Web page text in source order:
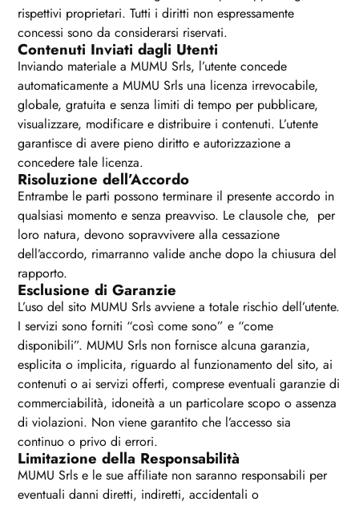
rispettivi proprietari. Tutti i diritti non espressamente
concessi sono da considerarsi riservati.
Contenuti Inviati dagli Utenti
Inviando materiale a MUMU Srls, l’utente concede
automaticamente a MUMU Srls una licenza irrevocabile,
globale, gratuita e senza limiti di tempo per pubblicare,
visualizzare, modificare e distribuire i contenuti. L’utente
garantisce di avere pieno diritto e autorizzazione a
concedere tale licenza.
Risoluzione dell’Accordo
Entrambe le parti possono terminare il presente accordo in
qualsiasi momento e senza preavviso. Le clausole che, per
loro natura, devono sopravvivere alla cessazione
dell’accordo, rimarranno valide anche dopo la chiusura del
rapporto.
Esclusione di Garanzie
L’uso del sito MUMU Srls avviene a totale rischio dell’utente.
I servizi sono forniti “così come sono” e “come
disponibili”. MUMU Srls non fornisce alcuna garanzia,
esplicita o implicita, riguardo al funzionamento del sito, ai
contenuti o ai servizi offerti, comprese eventuali garanzie di
commerciabilità, idoneità a un particolare scopo o assenza
di violazioni. Non viene garantito che l’accesso sia
continuo o privo di errori.
Limitazione della Responsabilità
MUMU Srls e le sue affiliate non saranno responsabili per
eventuali danni diretti, indiretti, accidentali o